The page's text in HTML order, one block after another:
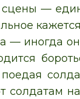
—
иногда
солдатам